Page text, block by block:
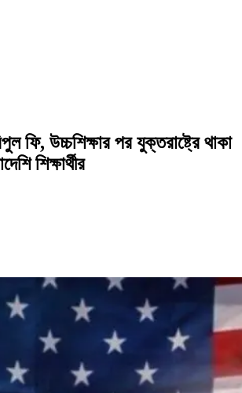
ফি, উচ্চশিক্ষার পর যুক্তরাষ্ট্রে থাকা
শিক্ষার্থীর